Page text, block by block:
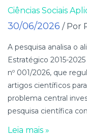
Ciências Sociais
30/06/2026 / Por
A pesquisa analisa o
Estratégico 2015-
nº 001/2026, que
artigos científicos
problema central
pesquisa científica
Leia mais »